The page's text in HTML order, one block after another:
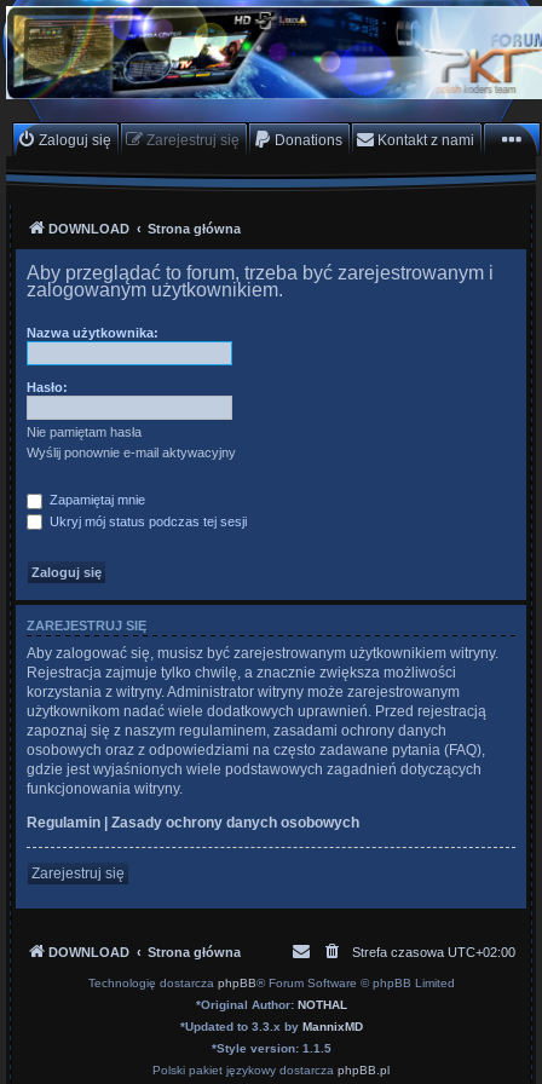
PKTeam - Polish Koders
Team
Hyperion, Enigma, E2, PKT, listy kanałów, oscam
Zaloguj się Zarejestruj się Donations Kontakt z nami
DOWNLOAD Strona główna
Aby przeglądać to forum, trzeba być zarejestrowanym i
zalogowanym użytkownikiem.
Nazwa użytkownika:
Hasło:
Nie pamiętam hasła
Wyślij ponownie e-mail aktywacyjny
Zapamiętaj mnie
Ukryj mój status podczas tej sesji
ZAREJESTRUJ SIĘ
Aby zalogować się, musisz być zarejestrowanym użytkownikiem witryny.
Rejestracja zajmuje tylko chwilę, a znacznie zwiększa możliwości
korzystania z witryny. Administrator witryny może zarejestrowanym
użytkownikom nadać wiele dodatkowych uprawnień. Przed rejestracją
zapoznaj się z naszym regulaminem, zasadami ochrony danych
osobowych oraz z odpowiedziami na często zadawane pytania (FAQ),
gdzie jest wyjaśnionych wiele podstawowych zagadnień dotyczących
funkcjonowania witryny.
Regulamin | Zasady ochrony danych osobowych
Zarejestruj się
DOWNLOAD Strona główna Strefa czasowa UTC+02:00
Technologię dostarcza phpBB® Forum Software © phpBB Limited
*Original Author: NOTHAL
*Updated to 3.3.x by MannixMD
*Style version: 1.1.5
Polski pakiet językowy dostarcza phpBB.pl